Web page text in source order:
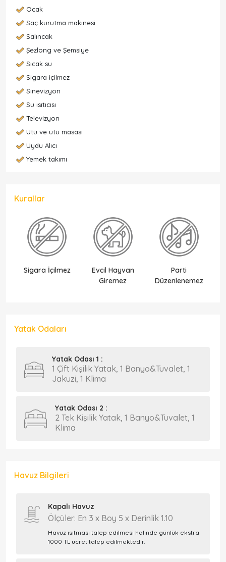
Ocak
Saç kurutma makinesi
Salıncak
Şezlong ve Şemsiye
Sıcak su
Sigara içilmez
Sinevizyon
Su ısıtıcısı
Televizyon
Ütü ve ütü masası
Uydu Alıcı
Yemek takımı
Kurallar
Sigara İçilmez
Evcil Hayvan
Giremez
Parti
Düzenlenemez
Yatak Odaları
Yatak Odası 1 :
1 Çift Kişilik Yatak, 1 Banyo&Tuvalet, 1
Jakuzi, 1 Klima
Yatak Odası 2 :
2 Tek Kişilik Yatak, 1 Banyo&Tuvalet, 1
Klima
Havuz Bilgileri
Kapalı Havuz
Ölçüler: En 3 x Boy 5 x Derinlik 1.10
Havuz ısıtması talep edilmesi halinde günlük ekstra
1000 TL ücret talep edilmektedir.